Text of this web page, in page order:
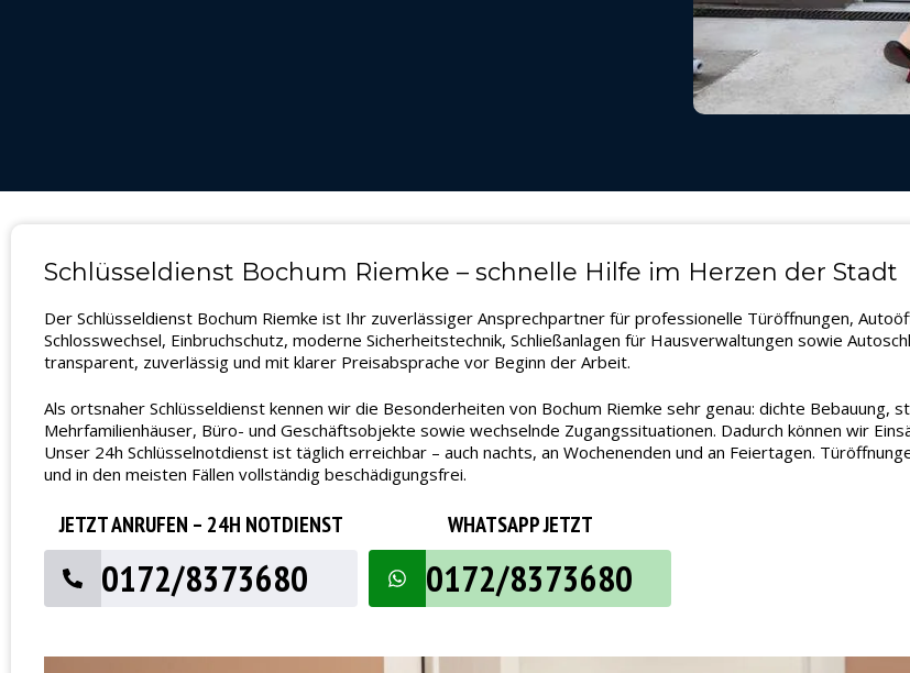
Schlüsseldienst Bochum Riemke – schnelle Hilfe im Herzen der Stadt
Der Schlüsseldienst Bochum Riemke ist Ihr zuverlässiger Ansprechpartner für professionelle Türöffnungen,
Schlosswechsel, Einbruchschutz, moderne Sicherheitstechnik, Schließanlagen für Hausverwaltungen sowie
transparent, zuverlässig und mit klarer Preisabsprache vor Beginn der Arbeit.
Als ortsnaher Schlüsseldienst kennen wir die Besonderheiten von Bochum Riemke sehr genau: dichte Bebauung,
Mehrfamilienhäuser, Büro- und Geschäftsobjekte sowie wechselnde Zugangssituationen. Dadurch können wir
Unser 24h Schlüsselnotdienst ist täglich erreichbar – auch nachts, an Wochenenden und an Feiertagen.
und in den meisten Fällen vollständig beschädigungsfrei.
JETZT ANRUFEN – 24H NOTDIENST
0172/8373680
WHATSAPP JETZT
0172/8373680